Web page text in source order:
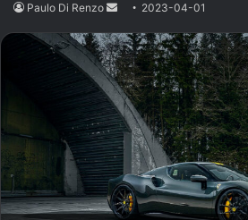
Paulo Di Renzo
Send
email
2023-04-01